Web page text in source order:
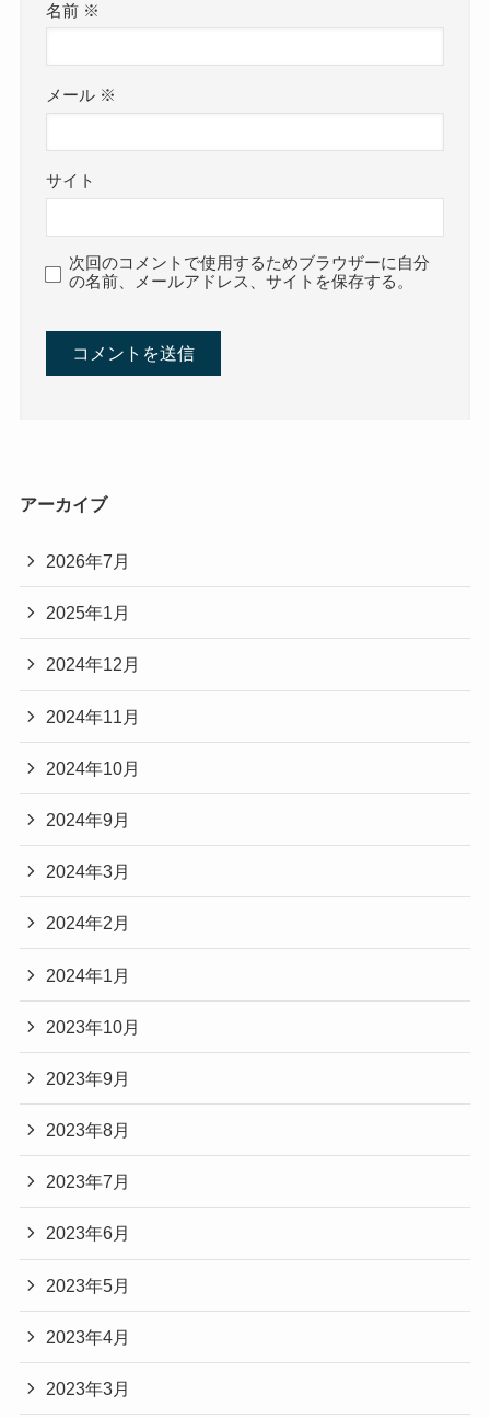
名前 ※
メール ※
サイト
次回のコメントで使用するためブラウザーに自分
の名前、メールアドレス、サイトを保存する。
アーカイブ
2026年7月
2025年1月
2024年12月
2024年11月
2024年10月
2024年9月
2024年3月
2024年2月
2024年1月
2023年10月
2023年9月
2023年8月
2023年7月
2023年6月
2023年5月
2023年4月
2023年3月